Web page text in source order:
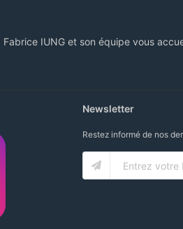
IUNG et son équipe vous
Newsletter
Restez informé de nos